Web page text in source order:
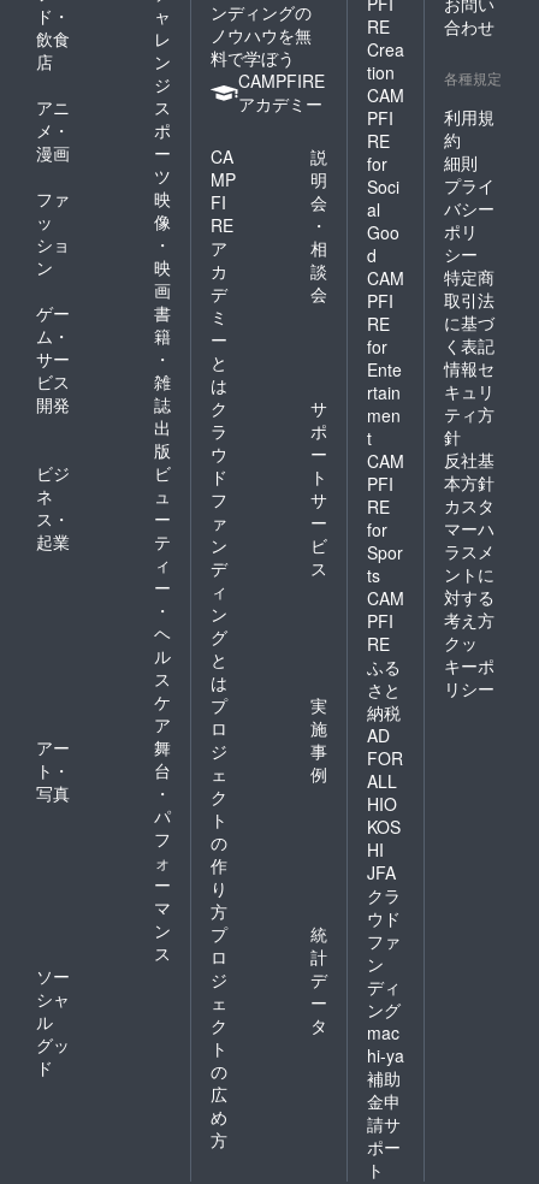
ド・
飲食
店
ャ
レ
ン
ジ
アニ
メ・
漫画
ス
ポ
ー
ツ
ファ
ッ
ショ
ン
映
像
・
映
画
ゲー
ム・
サー
ビス
開発
書
籍
・
雑
誌
出
版
ビジ
ネ
ス・
起業
ビ
ュ
ー
テ
ィ
ー
・
ヘ
ル
ス
ケ
ア
アー
ト・
写真
舞
台
・
パ
フ
ォ
ー
マ
ン
ス
ソー
シャ
ル
グッ
ド
ンディングの
ノウハウを無
料で学ぼう
CAMPFIRE
アカデミー
CA
MP
FI
RE
ア
カ
デ
ミ
ー
と
は
説
明
会
・
相
談
会
ク
ラ
ウ
ド
フ
ァ
ン
デ
ィ
ン
グ
と
は
サ
ポ
ー
ト
サ
ー
ビ
ス
プ
ロ
ジ
ェ
ク
ト
の
作
り
方
実
施
事
例
プ
ロ
ジ
ェ
ク
ト
の
広
め
方
統
計
デ
ー
タ
RE
Crea
tion
CAM
PFI
RE
for
Soci
al
Goo
d
CAM
PFI
RE
for
Ente
rtain
men
t
CAM
PFI
RE
for
Spor
ts
CAM
PFI
RE
ふる
さと
納税
AD
FOR
ALL
HIO
KOS
HI
JFA
クラ
ウド
ファ
ン
ディ
ング
mac
hi-ya
補助
金申
請サ
ポー
ト
合わせ
各種規定
利用規
約
細則
プライ
バシー
ポリ
シー
特定商
取引法
に基づ
く表記
情報セ
キュリ
ティ方
針
反社基
本方針
カスタ
マーハ
ラスメ
ントに
対する
考え方
クッ
キーポ
リシー